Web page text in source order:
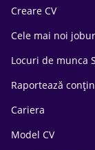
Creare CV
Cele mai noi
Locuri de munca
Raportează
Cariera
Model CV